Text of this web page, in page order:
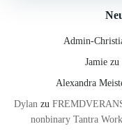
Admin-
Jamie zu
Alexandra
Dylanzu
nonbinary Tantra